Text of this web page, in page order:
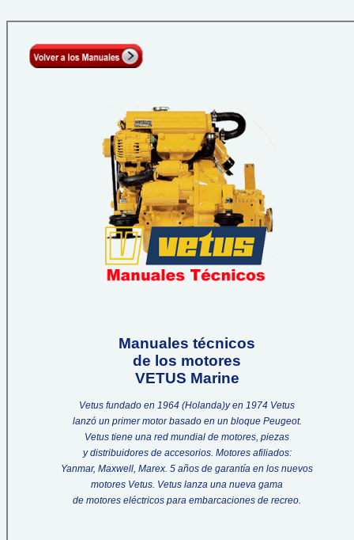
Manuales técnicos
de los motores
VETUS Marine
Vetus fundado en 1964 (Holanda)y en 1974 Vetus
lanzó un primer motor basado en un bloque Peugeot.
Vetus tiene una red mundial de motores, piezas
y distribuidores de accesorios. Motores afiliados:
Yanmar, Maxwell, Marex. 5 años de garantía en los nuevos
motores Vetus. Vetus lanza una nueva gama
de motores eléctricos para embarcaciones de recreo.